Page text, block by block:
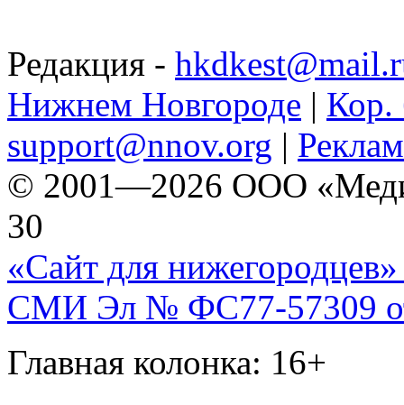
Редакция -
Нижнем Новгороде | Кор.
support@nnov.org |
© 2001—2026 ООО
30
«Сайт для нижегородцев»
СМИ Эл № ФС77-57309
Главная колонка: 16+